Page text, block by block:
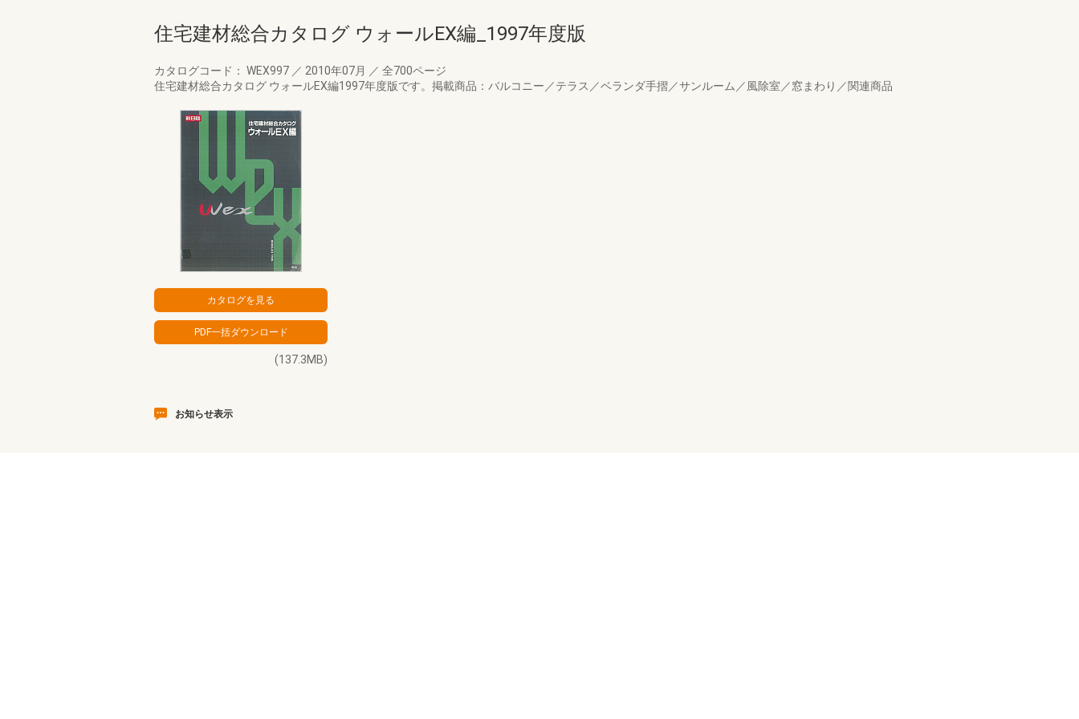
住宅建材総合カタログ ウォールEX編_1997年度版
カタログコード： WEX997 ／ 2010年07月 ／ 全700ページ
住宅建材総合カタログ ウォールEX編1997年度版です。掲載商品：バルコニー／テラス／ベランダ手摺／サンルーム／風除室／窓まわり／関連商品
(137.3MB)
お知らせ表示